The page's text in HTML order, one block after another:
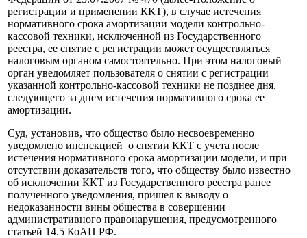
регистрации и применении ККТ), в случае истечения
нормативного срока амортизации модели контрольно-
кассовой техники, исключенной из Государственного
реестра, ее снятие с регистрации может осуществляться
налоговым органом самостоятельно. При этом налоговый
орган уведомляет пользователя о снятии с регистрации
указанной контрольно-кассовой техники не позднее дня,
следующего за днем истечения нормативного срока ее
амортизации.
Суд, установив, что общество было несвоевременно
уведомлено инспекцией о снятии ККТ с учета после
истечения нормативного срока амортизации модели, и при
отсутствии доказательств того, что обществу было известно
об исключении ККТ из Государственного реестра ранее
полученного уведомления, пришел к выводу о
недоказанности вины общества в совершении
административного правонарушения, предусмотренного
статьей 14.5 КоАП РФ.